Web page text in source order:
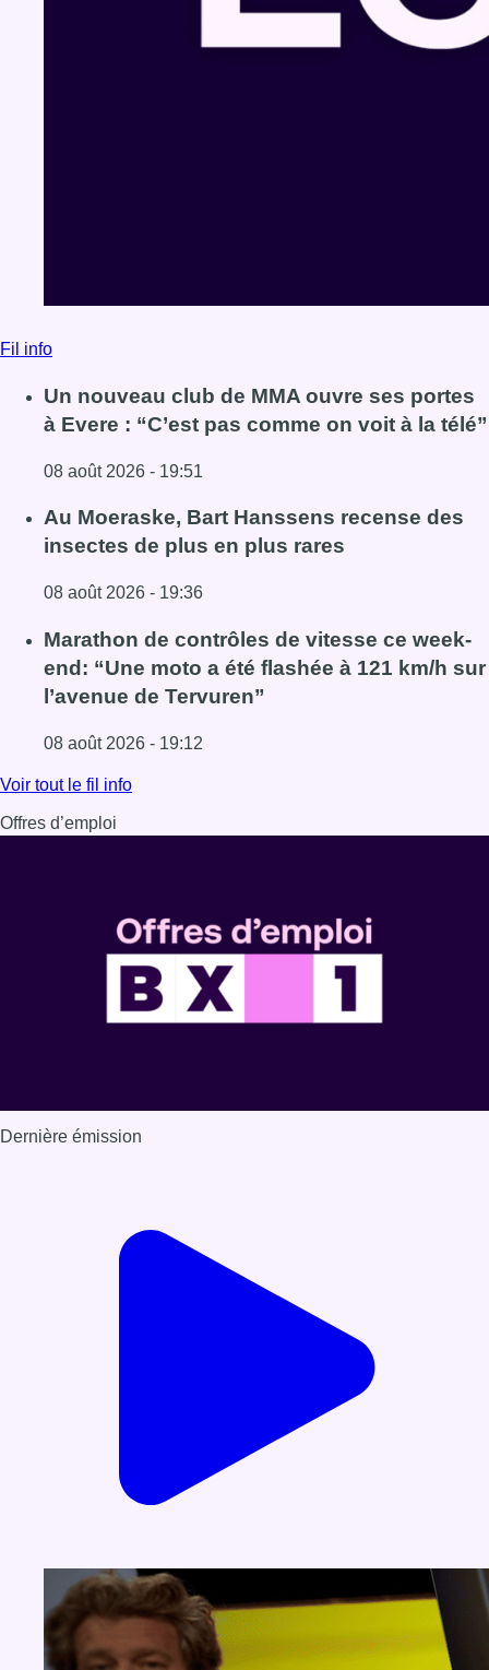
Fil info
Un nouveau club de MMA ouvre ses portes
à Evere : “C’est pas comme on voit à la télé”
08 août 2026 - 19:51
Lire l'article Un nouveau club de MMA ouvre ses portes à
Au Moeraske, Bart Hanssens recense des
insectes de plus en plus rares
08 août 2026 - 19:36
Lire l'article Au Moeraske, Bart Hanssens recense des
Marathon de contrôles de vitesse ce week-
end: “Une moto a été flashée à 121 km/h sur
l’avenue de Tervuren”
08 août 2026 - 19:12
Lire l'article Marathon de contrôles de vitesse ce week-
Voir tout le fil info
Offres d’emploi
Dernière émission